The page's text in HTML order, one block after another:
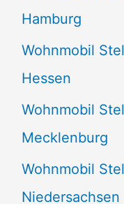
Hamburg
Wohnmobil
Hessen
Wohnmobil
Mecklenburg
Wohnmobil
Niedersachsen